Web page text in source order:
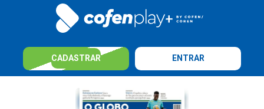
CADASTRAR ENTRAR